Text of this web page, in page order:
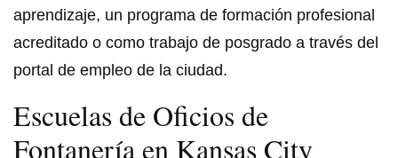
aprendizaje, un programa de formación profesional
acreditado o como trabajo de posgrado a través del
portal de empleo de la ciudad.
Escuelas de Oficios de
Fontanería en Kansas City